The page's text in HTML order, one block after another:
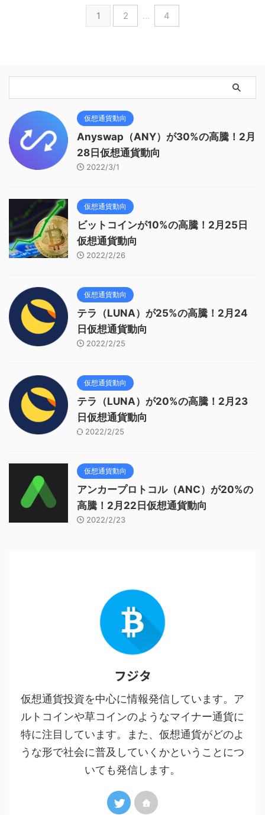
1 2 … 4
仮想通貨動向
Anyswap（ANY）が30%の高騰！2月
28日仮想通貨動向
2022/3/1
仮想通貨動向
ビットコインが10%の高騰！2月25日
仮想通貨動向
2022/2/26
仮想通貨動向
テラ（LUNA）が25%の高騰！2月24
日仮想通貨動向
2022/2/25
仮想通貨動向
テラ（LUNA）が20%の高騰！2月23
日仮想通貨動向
2022/2/25
仮想通貨動向
アンカープロトコル（ANC）が20%の
高騰！2月22日仮想通貨動向
2022/2/23
フジタ
仮想通貨投資を中心に情報発信しています。ア
ルトコインや草コインのようなマイナー通貨に
特に注目しています。また、仮想通貨がどのよ
うな形で社会に普及していくかということにつ
いても発信します。